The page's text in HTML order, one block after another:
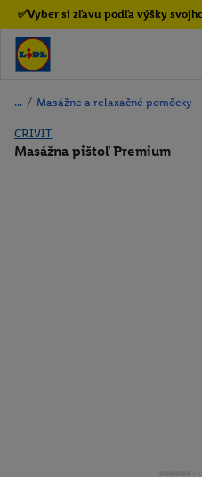
✅Vyber si zľavu podľa výšky
/ Masážne a relaxačné pomôcky
CRIVIT
Masážna pištoľ Premium